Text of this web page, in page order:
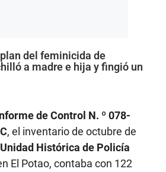
del feminicida de
a madre e hija y fingió un
de Control N. º 078-
, el inventario de octubre de
Unidad Histórica de Policía
El Potao, contaba con 122